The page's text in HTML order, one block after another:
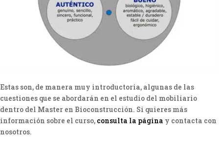
Estas son, de manera muy introductoria, algunas de las
cuestiones que se abordarán en el estudio del mobiliario
dentro del Master en Bioconstrucción. Si quieres más
información sobre el curso, consulta la página y contacta con
nosotros.